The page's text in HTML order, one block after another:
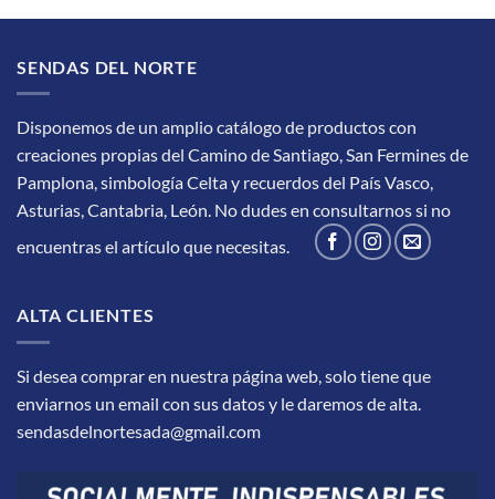
SENDAS DEL NORTE
Disponemos de un amplio catálogo de productos con
creaciones propias del Camino de Santiago, San Fermines de
Pamplona, simbología Celta y recuerdos del País Vasco,
Asturias, Cantabria, León. No dudes en consultarnos si no
encuentras el artículo que necesitas.
ALTA CLIENTES
Si desea comprar en nuestra página web, solo tiene que
enviarnos un email con sus datos y le daremos de alta.
sendasdelnortesada@gmail.com